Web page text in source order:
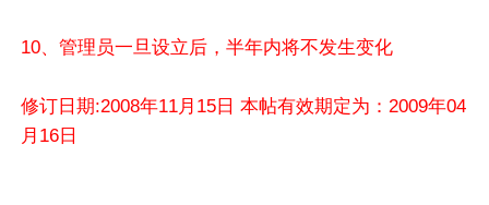
10、管理员一旦设立后，半年内将不发生变化
修订日期:2008年11月15日 本帖有效期定为：2009年04
月16日